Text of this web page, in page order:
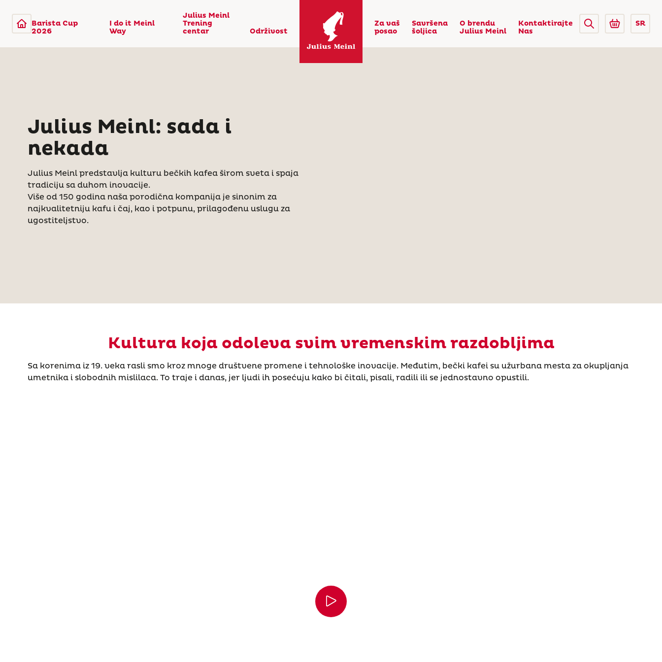
Barista Cup
2026
I do it Meinl
Way
Julius Meinl
Trening
centar
Održivost
Za vaš
posao
Savršena
šoljica
O brendu
Julius Meinl
Kontaktirajte
Nas
SR
Julius Meinl: sada i
nekada
Julius Meinl predstavlja kulturu bečkih kafea širom sveta i spaja
tradiciju sa duhom inovacije.
Više od 150 godina naša porodična kompanija je sinonim za
najkvalitetniju kafu i čaj, kao i potpunu, prilagođenu uslugu za
ugostiteljstvo.
Kultura koja odoleva svim vremenskim razdobljima
Sa korenima iz 19. veka rasli smo kroz mnoge društvene promene i tehnološke inovacije. Međutim, bečki kafei su užurbana mesta za okupljanja
umetnika i slobodnih mislilaca. To traje i danas, jer ljudi ih posećuju kako bi čitali, pisali, radili ili se jednostavno opustili.